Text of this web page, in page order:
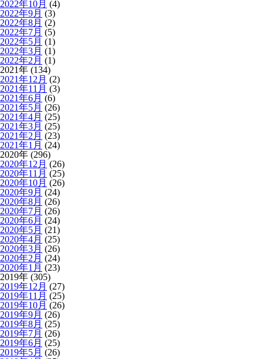
2022年10月 (4)
2022年9月 (3)
2022年8月 (2)
2022年7月 (5)
2022年5月 (1)
2022年3月 (1)
2022年2月 (1)
2021年 (134)
2021年12月 (2)
2021年11月 (3)
2021年6月 (6)
2021年5月 (26)
2021年4月 (25)
2021年3月 (25)
2021年2月 (23)
2021年1月 (24)
2020年 (296)
2020年12月 (26)
2020年11月 (25)
2020年10月 (26)
2020年9月 (24)
2020年8月 (26)
2020年7月 (26)
2020年6月 (24)
2020年5月 (21)
2020年4月 (25)
2020年3月 (26)
2020年2月 (24)
2020年1月 (23)
2019年 (305)
2019年12月 (27)
2019年11月 (25)
2019年10月 (26)
2019年9月 (26)
2019年8月 (25)
2019年7月 (26)
2019年6月 (25)
2019年5月 (26)